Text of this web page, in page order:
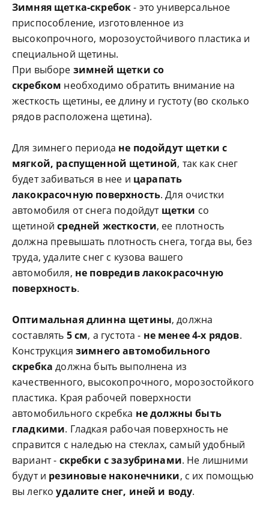
Зимняя щетка-скребок- это универсальное
приспособление, изготовленное из
высокопрочного, морозоустойчивого пластика и
специальной щетины.
При выборе зимней щетки со
скребком необходимо обратить внимание на
жесткость щетины, ее длину и густоту (во сколько
рядов расположена щетина).
Для зимнего периода не подойдут щетки с
мягкой, распущенной щетиной, так как снег
будет забиваться в нее и царапать
лакокрасочную поверхность. Для очистки
автомобиля от снега подойдут щетки со
щетинойсредней жесткости, ее плотность
должна превышать плотность снега, тогда вы, без
труда, удалите снег с кузова вашего
автомобиля, не повредив лакокрасочную
поверхность.
Оптимальная длинна щетины, должна
составлять 5 см, а густота - не менее 4-х рядов.
Конструкция зимнего автомобильного
скребка должна быть выполнена из
качественного, высокопрочного, морозостойкого
пластика. Края рабочей поверхности
автомобильного скребка не должны быть
гладкими. Гладкая рабочая поверхность не
справится с наледью на стеклах, самый удобный
вариант - скребки с зазубринами. Не лишними
будут и резиновые наконечники, с их помощью
вы легко удалите снег, иней и воду.